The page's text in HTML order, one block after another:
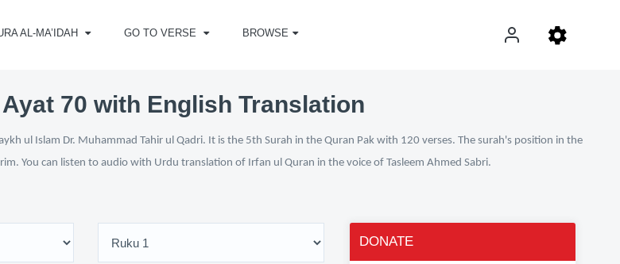
AL-MA’IDAH GO TO VERSE BROWSE
Ayat 70 with English Translation
ul Islam Dr. Muhammad Tahir ul Qadri. It is the 5th Surah in the Quran Pak with 120 verses. The surah's position in the
You can listen to audio with Urdu translation of Irfan ul Quran in the voice of Tasleem Ahmed Sabri.
DONATE